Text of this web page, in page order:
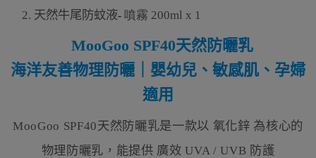
2. 天然牛尾防蚊液- 噴霧 200ml x 1
MooGoo SPF40天然防曬乳
海洋友善物理防曬｜嬰幼兒、敏感肌、孕婦
適用
MooGoo SPF40天然防曬乳是一款以 氧化鋅 為核心的
物理防曬乳，能提供 廣效 UVA / UVB 防護